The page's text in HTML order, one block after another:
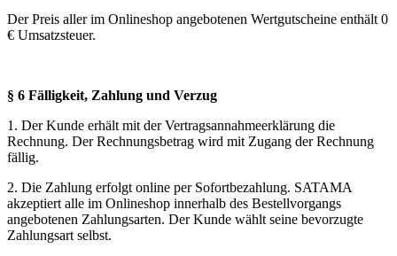
Der Preis aller im Onlineshop angebotenen Wertgutscheine enthält 0
€ Umsatzsteuer.
§ 6 Fälligkeit, Zahlung und Verzug
1. Der Kunde erhält mit der Vertragsannahmeerklärung die
Rechnung. Der Rechnungsbetrag wird mit Zugang der Rechnung
fällig.
2. Die Zahlung erfolgt online per Sofortbezahlung. SATAMA
akzeptiert alle im Onlineshop innerhalb des Bestellvorgangs
angebotenen Zahlungsarten. Der Kunde wählt seine bevorzugte
Zahlungsart selbst.